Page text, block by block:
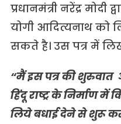
प्रधानमंत्री नरेंद्र मोदी
योगी आदित्यनाथ को
सकते है। उस पत्र में
“मैंइसपत्रकी शुरुवात
हिंदूराष्ट्रकेनिर्माणमें
लियेबधाईदेनेसेशुरू